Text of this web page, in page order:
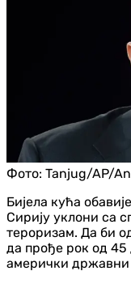
Фото: Tanjug/AP/
Бијела кућа
Сирију уклони са
тероризам. Да би
да прође рок од 45
амерички државни